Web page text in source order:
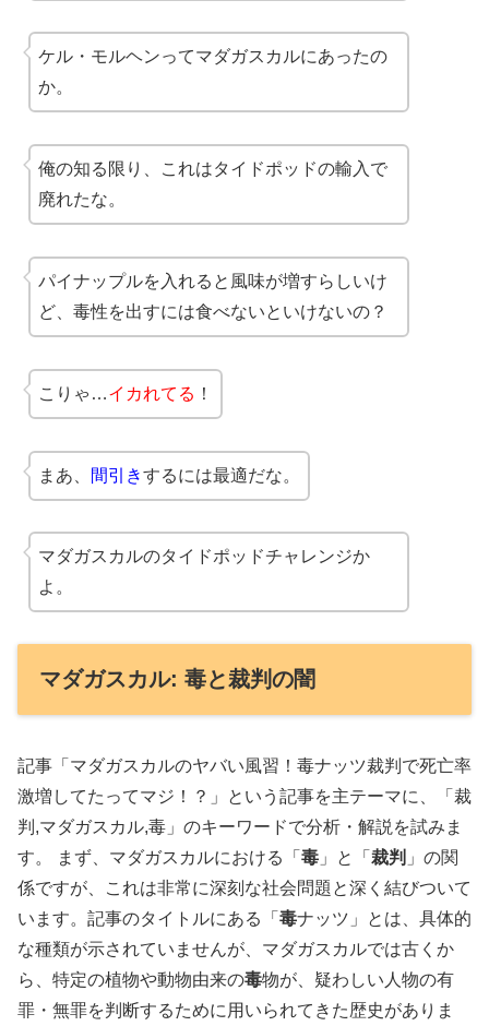
ケル・モルヘンってマダガスカルにあったの
か。
俺の知る限り、これはタイドポッドの輸入で
廃れたな。
パイナップルを入れると風味が増すらしいけ
ど、毒性を出すには食べないといけないの？
こりゃ…イカれてる ！
まあ、 間引きするには最適だな。
マダガスカルのタイドポッドチャレンジか
よ。
マダガスカル: 毒と裁判の闇
記事「マダガスカルのヤバい風習！毒ナッツ裁判で死亡率
激増してたってマジ！？」という記事を主テーマに、「裁
判,マダガスカル,毒」のキーワードで分析・解説を試みま
す。
まず、マダガスカルにおける「 毒 」と「 裁判 」の関
係ですが、これは非常に深刻な社会問題と深く結びついて
います。記事のタイトルにある「 毒ナッツ」とは、具体的
な種類が示されていませんが、マダガスカルでは古くか
ら、特定の植物や動物由来の毒物が、疑わしい人物の有
罪・無罪を判断するために用いられてきた歴史がありま